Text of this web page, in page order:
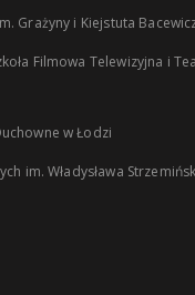
Grażyny i Kiejstuta
Filmowa Telewizyjna i
w Łodzi
im. Władysława